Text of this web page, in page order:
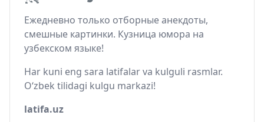
Ежедневно только отборные анекдоты,
смешные картинки. Кузница юмора на
узбекском языке!
Har kuni eng sara latifalar va kulguli rasmlar.
O‘zbek tilidagi kulgu markazi!
latifa.uz